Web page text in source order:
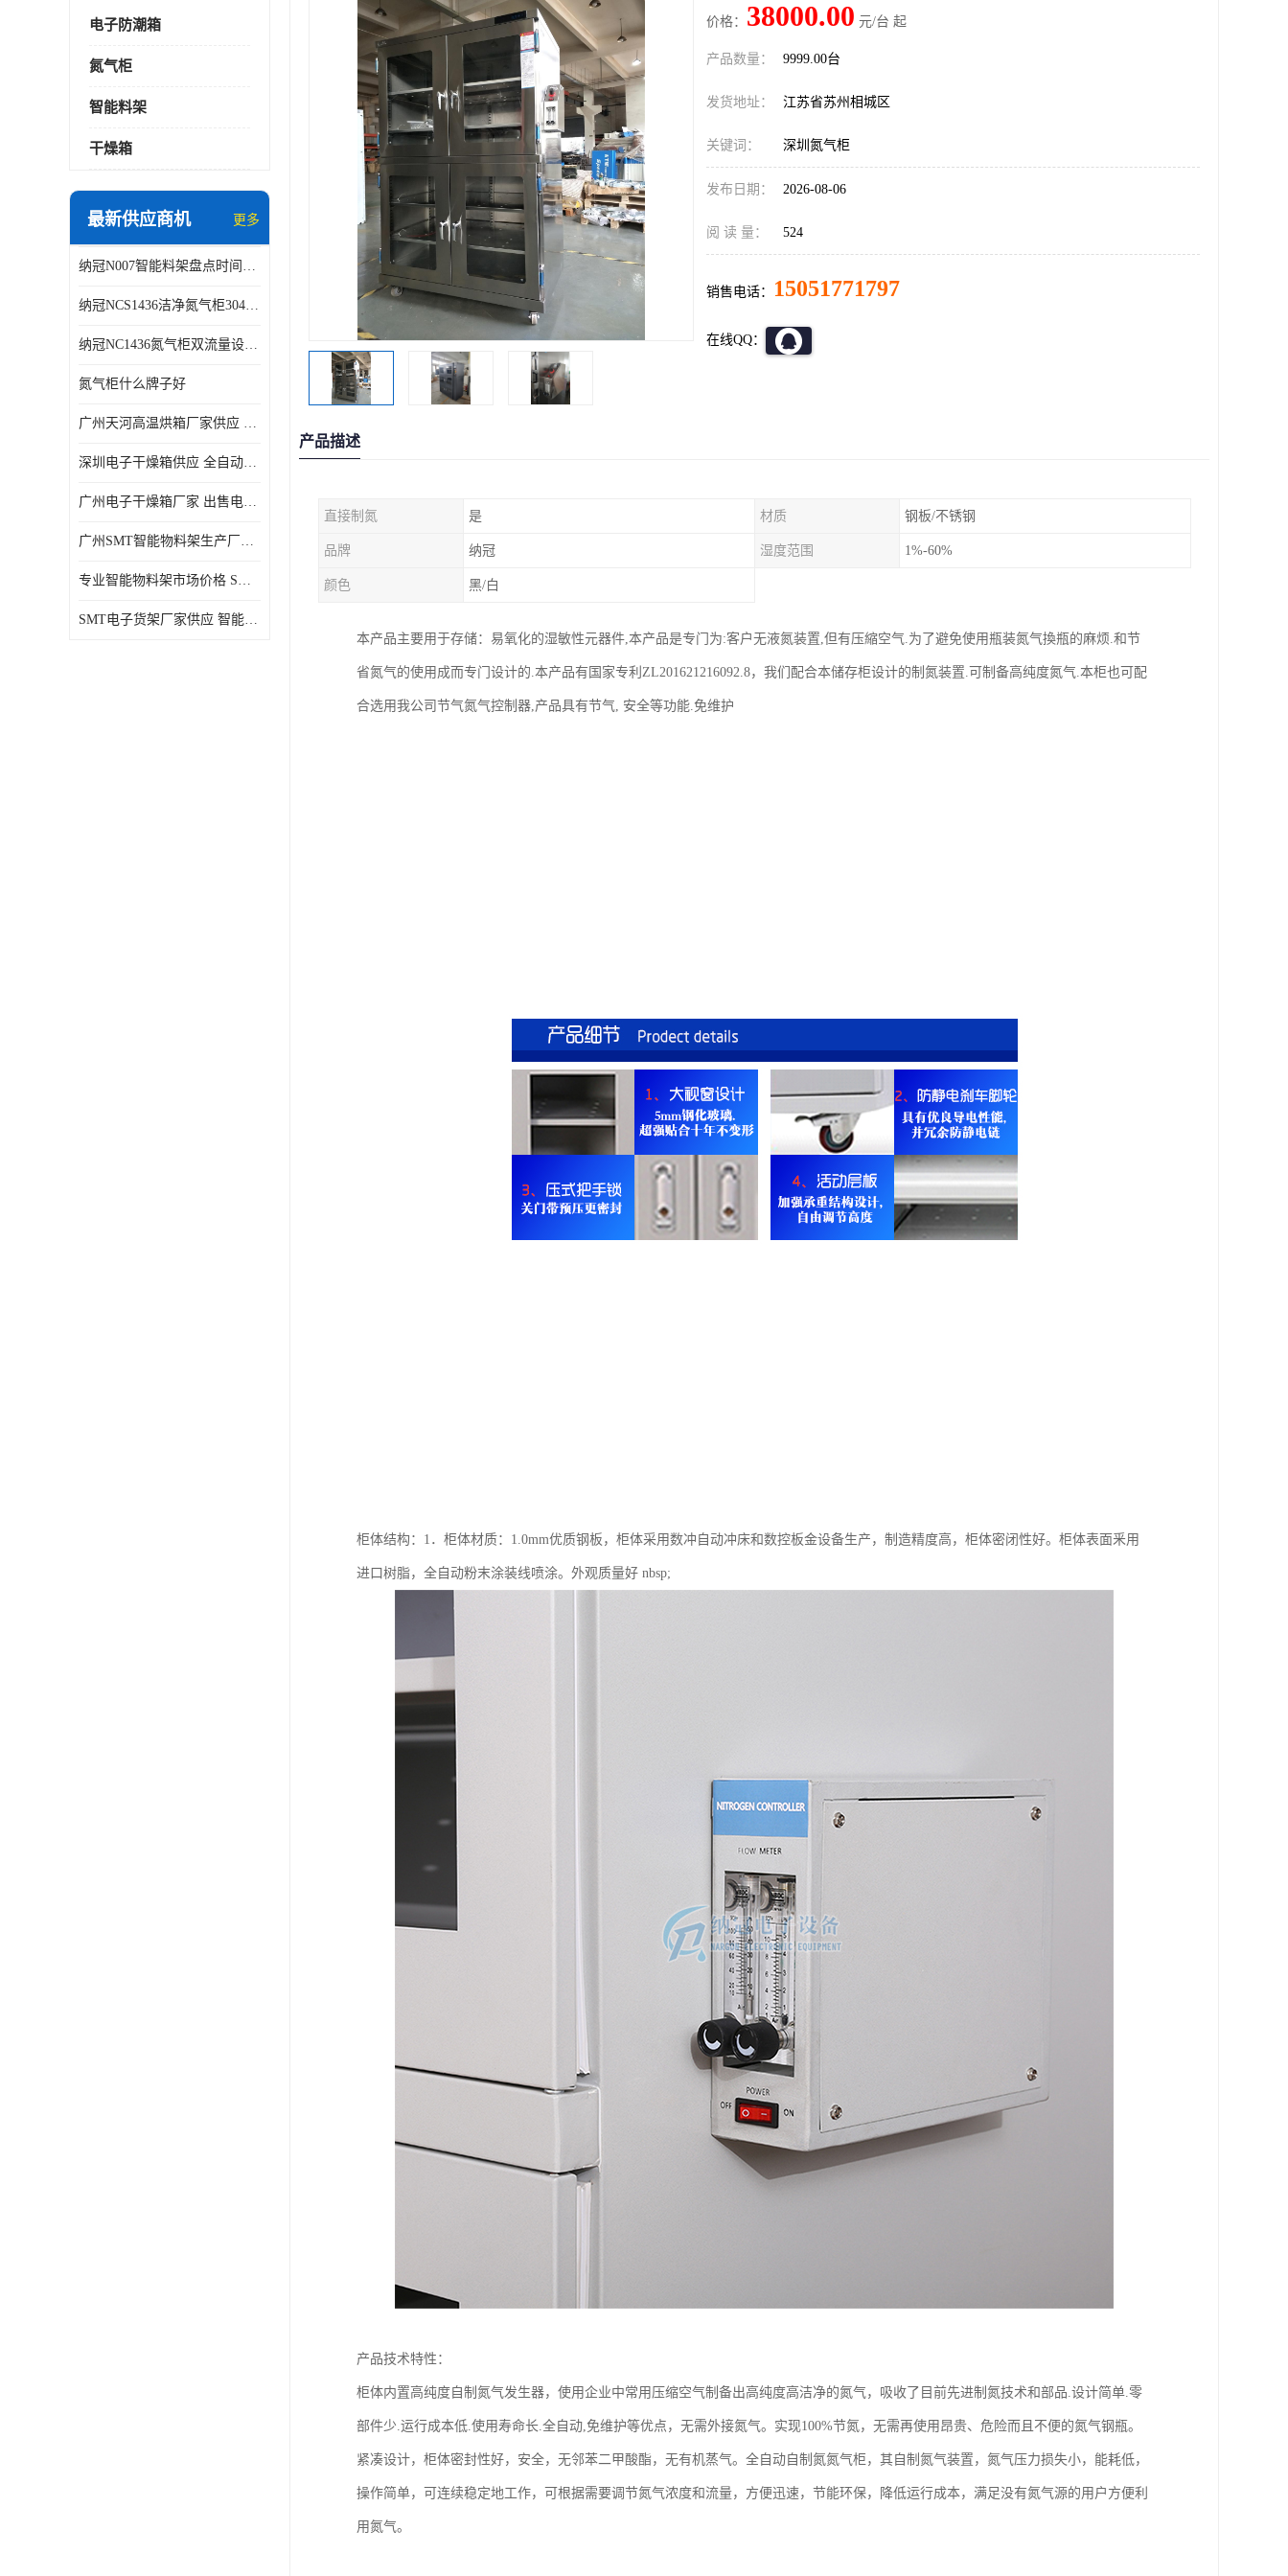
电子防潮箱
氮气柜
智能料架
干燥箱
最新供应商机 更多
纳冠N007智能料架盘点时间可从2天减少到约2个小时
纳冠NCS1436洁净氮气柜304不锈钢洁净车间用
纳冠NC1436氮气柜双流量设计节约氮气
氮气柜什么牌子好
广州天河高温烘箱厂家供应 智能高温烘箱非标定制价格
深圳电子干燥箱供应 全自动恒温干燥箱厂家批发
广州电子干燥箱厂家 出售电子干燥箱优惠供应价格
广州SMT智能物料架生产厂家 智能物料架设计定制
专业智能物料架市场价格 SMT智能物料架供应厂家
SMT电子货架厂家供应 智能电子货架现货直销
价格： 38000.00 元/台 起
产品数量： 9999.00台
发货地址： 江苏省苏州相城区
关键词： 深圳氮气柜
发布日期： 2026-08-06
阅 读 量： 524
销售电话： 15051771797
在线QQ：
产品描述
直接制氮 是 材质 钢板/不锈钢
品牌 纳冠 湿度范围 1%-60%
颜色 黑/白
本产品主要用于存储：易氧化的湿敏性元器件,本产品是专门为:客户无液氮装置,但有压縮空气.为了避免使用瓶装氮气換瓶的麻烦.和节
省氮气的使用成而专门设计的.本产品有国家专利ZL201621216092.8，我们配合本储存柜设计的制氮装置.可制备高纯度氮气.本柜也可配
合选用我公司节气氮气控制器,产品具有节气, 安全等功能.免维护
柜体结构：1．柜体材质：1.0mm优质钢板，柜体采用数冲自动冲床和数控板金设备生产，制造精度高，柜体密闭性好。柜体表面釆用
进口树脂，全自动粉末涂装线喷涂。外观质量好 nbsp;
产品技术特性：
柜体内置高纯度自制氮气发生器，使用企业中常用压缩空气制备出高纯度高洁净的氮气，吸收了目前先进制氮技术和部品.设计简单.零
部件少.运行成本低.使用寿命长.全自动,免维护等优点，无需外接氮气。实现100%节氮，无需再使用昂贵、危险而且不便的氮气钢瓶。
紧凑设计，柜体密封性好，安全，无邻苯二甲酸酯，无有机蒸气。全自动自制氮氮气柜，其自制氮气装置，氮气压力损失小，能耗低，
操作简单，可连续稳定地工作，可根据需要调节氮气浓度和流量，方便迅速，节能环保，降低运行成本，满足没有氮气源的用户方便利
用氮气。